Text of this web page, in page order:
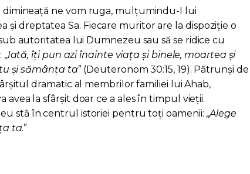
dimineață ne vom ruga, mulțumindu-I lui
dreptatea Sa. Fiecare muritor are la dispoziție o
autoritatea lui Dumnezeu sau să se ridice cu
Iată, îți pun azi înainte viața și binele, moartea și
și sămânța ta” (Deuteronom 30:15, 19). Pătrunși de
dramatic al membrilor familiei lui Ahab,
avea la sfârșit doar ce a ales în timpul vieții.
stă în centrul istoriei pentru toți oamenii: ,,Alege
ta.”